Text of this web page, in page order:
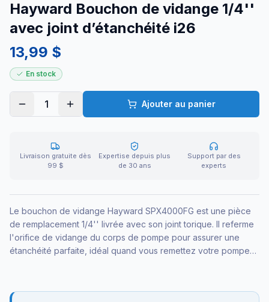
Hayward Bouchon de vidange 1/4''
avec joint d’étanchéité i26
13,99 $
En stock
1 Ajouter au panier
Livraison gratuite dès
99 $
Expertise depuis plus
de 30 ans
Support par des
experts
Le bouchon de vidange Hayward SPX4000FG est une pièce
de remplacement 1/4'' livrée avec son joint torique. Il referme
l'orifice de vidange du corps de pompe pour assurer une
étanchéité parfaite, idéal quand vous remettez votre pompe